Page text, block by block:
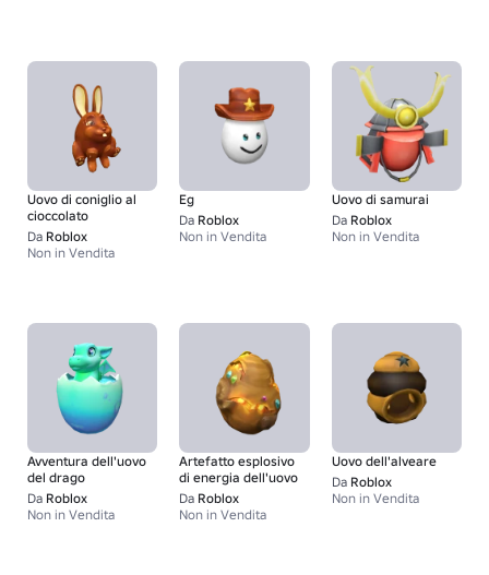
Uovo di coniglio al
cioccolato
Da Roblox
Non in Vendita
Eg
Da Roblox
Non in Vendita
Uovo di samurai
Da Roblox
Non in Vendita
Avventura dell'uovo
del drago
Da Roblox
Non in Vendita
Artefatto esplosivo
di energia dell'uovo
Da Roblox
Non in Vendita
Uovo dell'alveare
Da Roblox
Non in Vendita